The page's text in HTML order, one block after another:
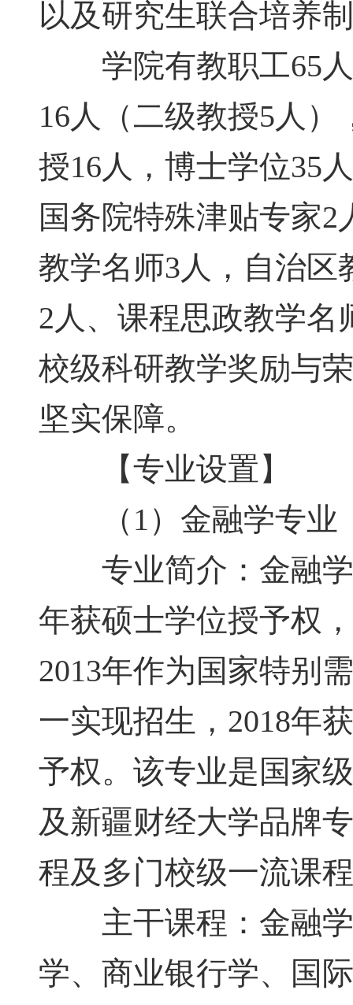
以及研究生联合培养
学院有教职工65人
16人（二级教授5人）
授16人，博士学位35
国务院特殊津贴专家
教学名师3人，自治区
2人、课程思政教学名
校级科研教学奖励与
坚实保障。
【专业设置】
（1）金融学专业
专业简介：金融学
年获硕士学位授予权
2013年作为国家特别
一实现招生，2018年
予权。该专业是国家
及新疆财经大学品牌
程及多门校级一流课
主干课程：金融学
学、商业银行学、国